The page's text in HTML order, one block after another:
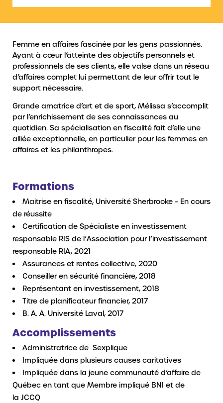
Femme en affaires fascinée par les gens passionnés.
Ayant à cœur l’atteinte des objectifs personnels et
professionnels de ses clients, elle valse dans un réseau
d’affaires complet lui permettant de leur offrir tout le
support nécessaire.
Grande amatrice d’art et de sport, Mélissa s’accomplit
par l’enrichissement de ses connaissances au
quotidien. Sa spécialisation en fiscalité fait d’elle une
alliée exceptionnelle, en particulier pour les femmes en
affaires et les philanthropes.
Formations
Maitrise en fiscalité, Université Sherbrooke – En cours
de réussite
Certification de Spécialiste en investissement
responsable RIS de l’Association pour l’investissement
responsable RIA, 2021
Assurances et rentes collective, 2020
Conseiller en sécurité financière, 2018
Représentant en investissement, 2018
Titre de planificateur financier, 2017
B. A. A. Université Laval, 2017
Accomplissements
Administratrice de Sexplique
Impliquée dans plusieurs causes caritatives
Impliquée dans la jeune communauté d’affaire de
Québec en tant que Membre impliqué BNI et de
la JCCQ